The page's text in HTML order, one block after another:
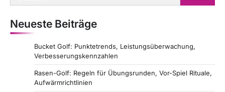
n
for:
Neueste Beiträge
Bucket Golf: Punktetrends, Leistungsüberwachung,
Verbesserungskennzahlen
Rasen-Golf: Regeln für Übungsrunden, Vor-Spiel Rituale,
Aufwärmrichtlinien